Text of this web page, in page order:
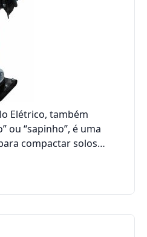
Elétrico, também
ou “sapinho”, é uma
compactar solos…